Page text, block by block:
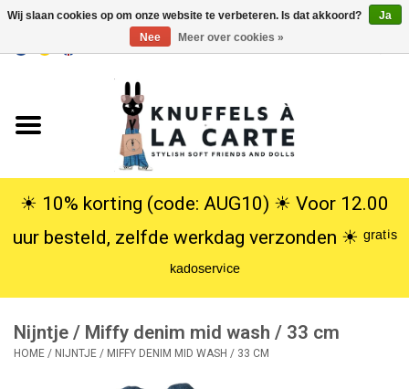
USD
Knuffels
Poppen
SALE
Cadeauservice
☀︎ 10% korting (code: AUG10) ☀︎ Voor 12.00
uur besteld, zelfde werkdag verzonden ☀︎ ᵍʳᵃᵗⁱˢ
ᵏᵃᵈᵒˢᵉʳᵛⁱᶜᵉ
Nijntje / Miffy denim mid wash / 33 cm
HOME / NIJNTJE / MIFFY DENIM MID WASH / 33 CM
Wij slaan cookies op om onze website te verbeteren. Is dat akkoord?
Ja
Nee
Meer over cookies »